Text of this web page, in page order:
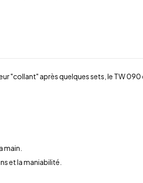
"collant" après quelques sets, le TW 090
main.
et la maniabilité.